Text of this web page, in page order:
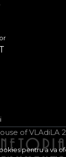
pentru a va
of VLAdiLA